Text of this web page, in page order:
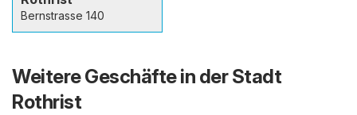
Bernstrasse 140
Weitere Geschäfte in der Stadt
Rothrist